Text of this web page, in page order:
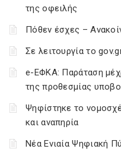
της οφειλής
Πόθεν έσχες –
Σε λειτουργία το
e-ΕΦΚΑ: Παράταση
της προθεσμίας
Ψηφίστηκε το
και αναπηρία
Νέα Ενιαία Ψηφιακή